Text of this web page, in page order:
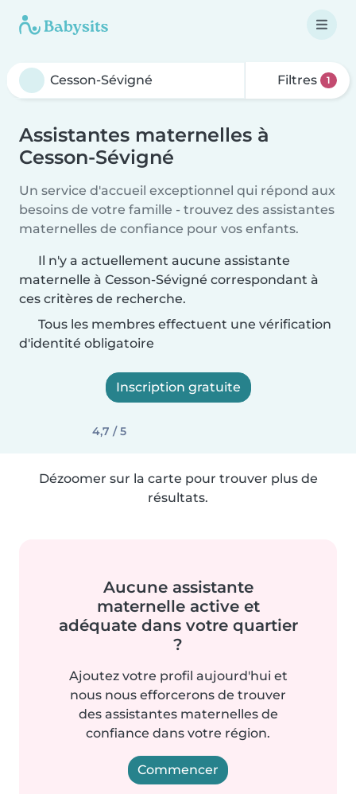
Filtres 1
Assistantes maternelles à
Cesson-Sévigné
Un service d'accueil exceptionnel qui répond aux
besoins de votre famille - trouvez des assistantes
maternelles de confiance pour vos enfants.
Il n'y a actuellement aucune assistante
maternelle à Cesson-Sévigné correspondant à
ces critères de recherche.
Tous les membres effectuent une vérification
d'identité obligatoire
Inscription gratuite
4,7 / 5
Dézoomer sur la carte pour trouver plus de
résultats.
Aucune assistante
maternelle active et
adéquate dans votre quartier
?
Ajoutez votre profil aujourd'hui et
nous nous efforcerons de trouver
des assistantes maternelles de
confiance dans votre région.
Commencer